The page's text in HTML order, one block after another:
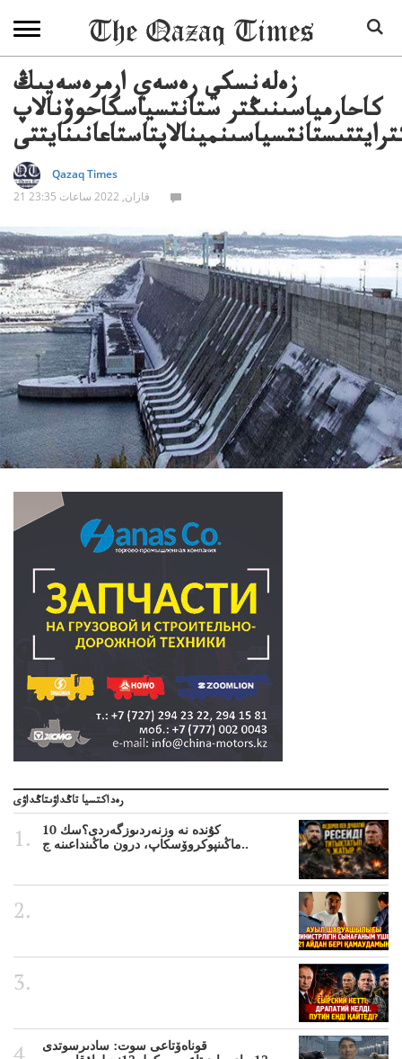
زەلەنسكي رەسەي ارمرەسەيىڭ
كاحارمياسىنىڭتر ستانتسياسكاحوۆنالاپ
Qazaq Times
21 قازان, 2022 ساعات 23:35
رەداكتسيا تاڭداۋىتاڭداۋى
10 كۇندە نە وزنەردىوزگەردى؟سك
ماڭىنپوكروۆسكاپ، درون ماڭىنداعىنە ج..
قوناەۆتاعى سوت: سادىرسوتدى